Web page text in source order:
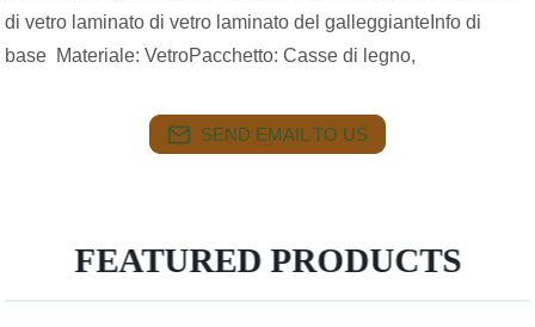
di vetro laminato di vetro laminato del galleggianteInfo di
base Materiale: VetroPacchetto: Casse di legno,
SEND EMAIL TO US
FEATURED PRODUCTS